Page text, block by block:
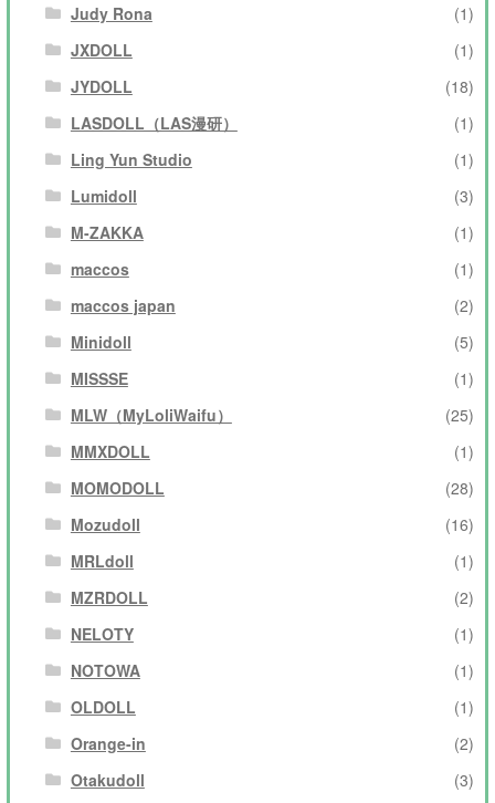
Judy Rona
(1)
JXDOLL
(1)
JYDOLL
(18)
LASDOLL（LAS漫研）
(1)
Ling Yun Studio
(1)
Lumidoll
(3)
M-ZAKKA
(1)
maccos
(1)
maccos japan
(2)
Minidoll
(5)
MISSSE
(1)
MLW（MyLoliWaifu）
(25)
MMXDOLL
(1)
MOMODOLL
(28)
Mozudoll
(16)
MRLdoll
(1)
MZRDOLL
(2)
NELOTY
(1)
NOTOWA
(1)
OLDOLL
(1)
Orange-in
(2)
Otakudoll
(3)